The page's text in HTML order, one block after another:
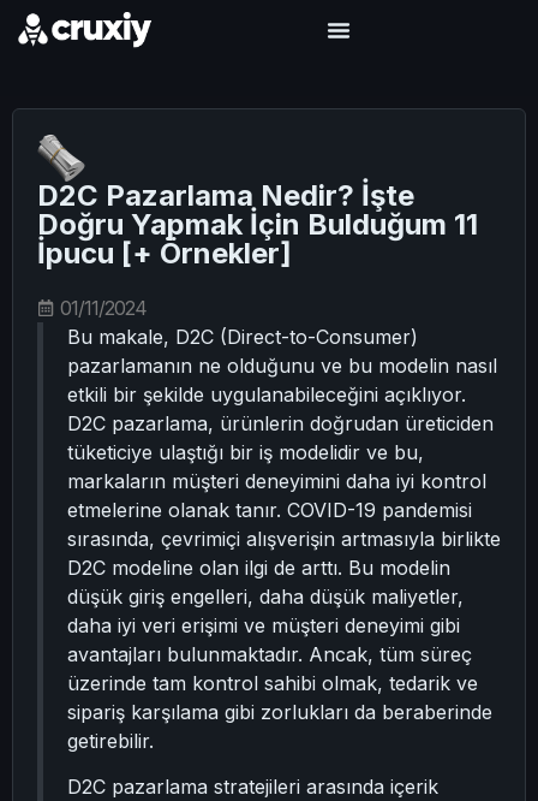
D2C Pazarlama Nedir? İşte
Doğru Yapmak İçin Bulduğum 11
İpucu [+ Örnekler]
01/11/2024
Bu makale, D2C (Direct-to-Consumer)
pazarlamanın ne olduğunu ve bu modelin nasıl
etkili bir şekilde uygulanabileceğini açıklıyor.
D2C pazarlama, ürünlerin doğrudan üreticiden
tüketiciye ulaştığı bir iş modelidir ve bu,
markaların müşteri deneyimini daha iyi kontrol
etmelerine olanak tanır. COVID-19 pandemisi
sırasında, çevrimiçi alışverişin artmasıyla birlikte
D2C modeline olan ilgi de arttı. Bu modelin
düşük giriş engelleri, daha düşük maliyetler,
daha iyi veri erişimi ve müşteri deneyimi gibi
avantajları bulunmaktadır. Ancak, tüm süreç
üzerinde tam kontrol sahibi olmak, tedarik ve
sipariş karşılama gibi zorlukları da beraberinde
getirebilir.
D2C pazarlama stratejileri arasında içerik